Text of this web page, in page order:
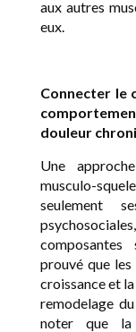
aux autres
eux.
Connecter le
douleur
Une
musculo-
seulement
composantes
prouvé que
croissance et
remodelage
noter que la